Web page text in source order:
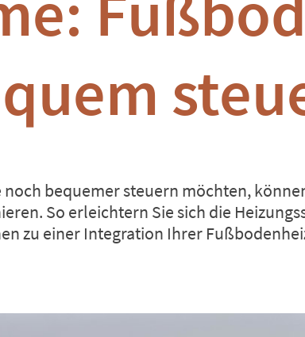
bequemer steuern möchten,
So erleichtern Sie sich die
zu einer Integration Ihrer